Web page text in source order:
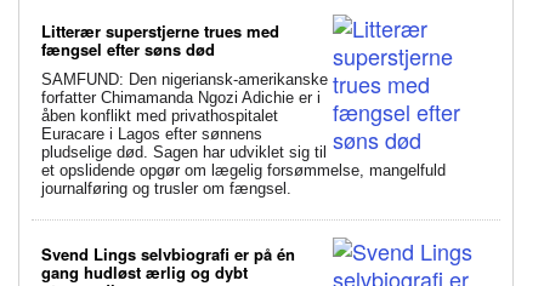
Litterær superstjerne trues med
fængsel efter søns død
SAMFUND: Den nigeriansk-amerikanske
forfatter Chimamanda Ngozi Adichie er i
åben konflikt med privathospitalet
Euracare i Lagos efter sønnens
pludselige død. Sagen har udviklet sig til
et opslidende opgør om lægelig forsømmelse, mangelfuld
journalføring og trusler om fængsel.
Svend Lings selvbiografi er på én
gang hudløst ærlig og dybt